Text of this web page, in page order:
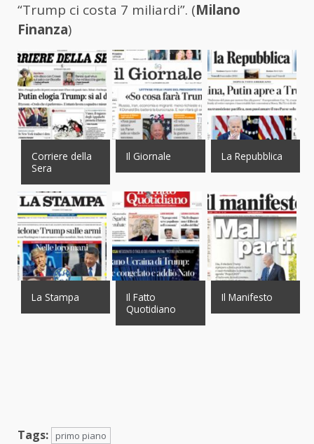
“Trump ci costa 7 miliardi”. (Milano
Finanza)
Corriere della
Sera
Il Giornale La Repubblica
La Stampa
Il Fatto
Quotidiano
Il Manifesto
Tags: primo piano